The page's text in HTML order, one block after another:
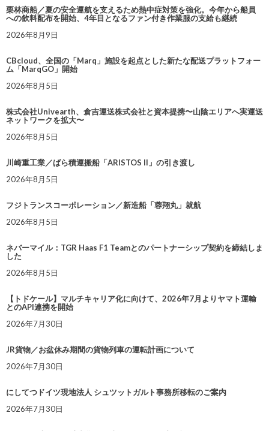
栗林商船／夏の安全運航を支えるため熱中症対策を強化。今年から船員
への飲料配布を開始、4年目となるファン付き作業服の支給も継続
2026年8月9日
CBcloud、全国の「Marq」施設を起点とした新たな配送プラットフォー
ム「MarqGO」開始
2026年8月5日
株式会社Univearth、倉吉運送株式会社と資本提携〜山陰エリアへ実運送
ネットワークを拡大〜
2026年8月5日
川崎重工業／ばら積運搬船「ARISTOS II」の引き渡し
2026年8月5日
フジトランスコーポレーション／新造船「蓉翔丸」就航
2026年8月5日
ネバーマイル：TGR Haas F1 Teamとのパートナーシップ契約を締結しま
した
2026年8月5日
【トドケール】マルチキャリア化に向けて、2026年7月よりヤマト運輸
とのAPI連携を開始
2026年7月30日
JR貨物／お盆休み期間の貨物列車の運転計画について
2026年7月30日
にしてつドイツ現地法人 シュツットガルト事務所移転のご案内
2026年7月30日